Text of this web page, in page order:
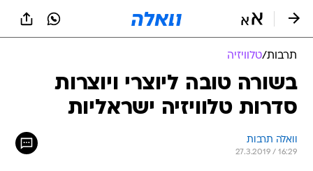
תרבות/טלוויזיה
בשורה טובה ליוצרי ויוצרות
סדרות טלוויזיה ישראליות
וואלה תרבות
27.3.2019 / 16:29